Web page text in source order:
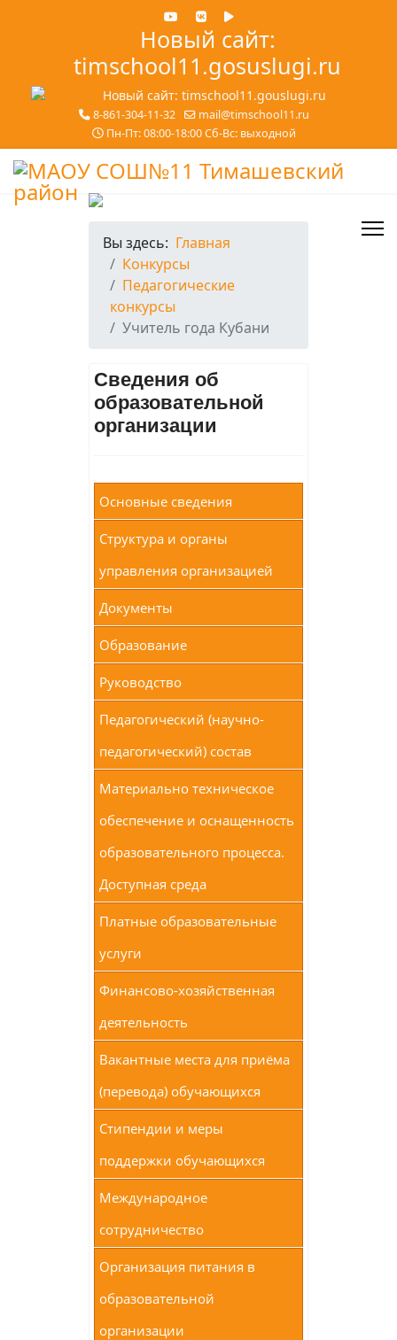
Новый сайт:
timschool11.gosuslugi.ru
8-861-304-11-32
mail@timschool11.ru
Пн-Пт: 08:00-18:00 Сб-Вс: выходной
Вы здесь: Главная
Конкурсы
Педагогические
конкурсы
Учитель года Кубани
Сведения об
образовательной
организации
Основные сведения
Структура и органы
управления организацией
Документы
Образование
Руководство
Педагогический (научно-
педагогический) состав
Материально техническое
обеспечение и оснащенность
образовательного процесса.
Доступная среда
Платные образовательные
услуги
Финансово-хозяйственная
деятельность
Вакантные места для приёма
(перевода) обучающихся
Стипендии и меры
поддержки обучающихся
Международное
сотрудничество
Организация питания в
образовательной
организации